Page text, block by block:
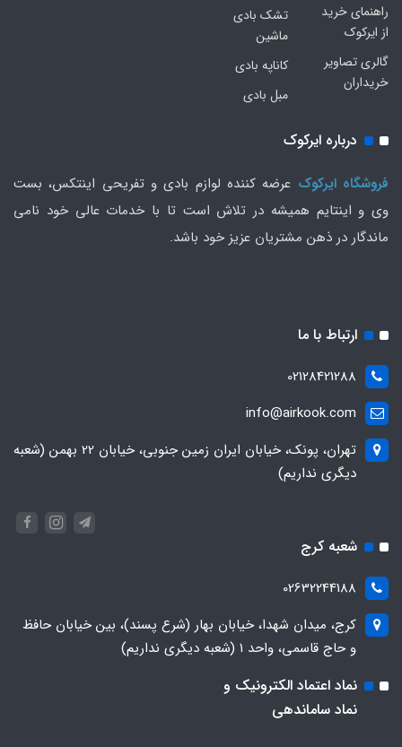
راهنمای خرید
از ایرکوک
گالری تصاویر
خریداران
تشک بادی
ماشین
کاناپه بادی
مبل بادی
درباره ایرکوک
فروشگاه ایرکوک عرضه کننده لوازم بادی و تفریحی اینتکس، بست
وی و اینتایم همیشه در تلاش است تا با خدمات عالی خود نامی
ماندگار در ذهن مشتریان عزیز خود باشد.
ارتباط با ما
02128421288
info@airkook.com
تهران، پونک، خیابان ایران زمین جنوبی، خیابان 22 بهمن (شعبه
دیگری نداریم)
شعبه کرج
02632244188
کرج، میدان شهدا، خیابان بهار (شرع پسند)، بین خیابان حافظ
و حاج قاسمی، واحد ۱ (شعبه دیگری نداریم)
نماد اعتماد الکترونیک و
نماد ساماندهی